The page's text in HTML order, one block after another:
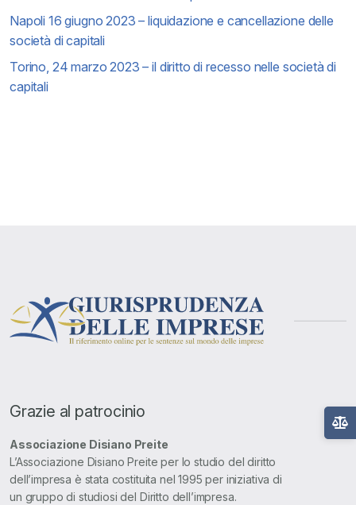
Napoli 16 giugno 2023 – liquidazione e cancellazione delle
società di capitali
Torino, 24 marzo 2023 – il diritto di recesso nelle società di
capitali
Grazie al patrocinio
Associazione Disiano Preite
L’Associazione Disiano Preite per lo studio del diritto
dell’impresa è stata costituita nel 1995 per iniziativa di
un gruppo di studiosi del Diritto dell’impresa.